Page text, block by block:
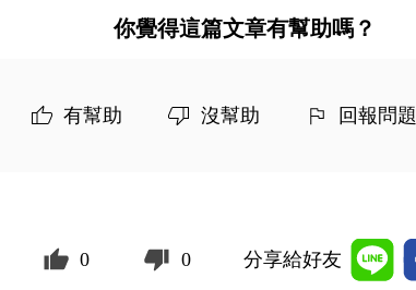
你覺得這篇文章有幫助嗎？
有幫助 沒幫助 回報問題
0 0 分享給好友